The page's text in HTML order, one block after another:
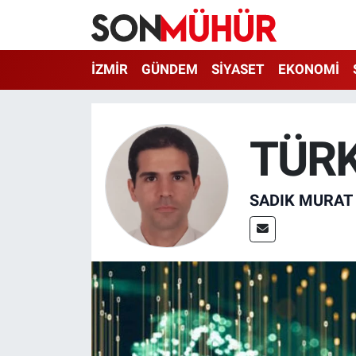
İZMİR GÜNDEM SİYASET EKONOMİ
SADIK MURAT
İzmir Nöbetçi Eczaneler
İzmir Namaz Vakitleri
İzmir Trafik Yoğunluk Haritası
Süper Lig Puan Durumu ve Fikstür
Tüm Manşetler
Son Dakika Haberleri
Haber Arşivi